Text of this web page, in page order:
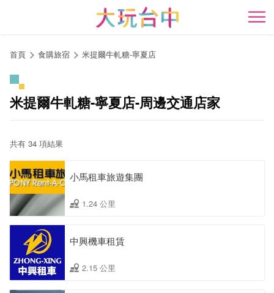
開
首頁 食購旅宿 米提爾牛軋糖-寧夏店
米提爾牛軋糖-寧夏店-周邊交通店家
共有 34 項結果
小馬租車旅遊集團
1.24 公里
中興機車租賃
2.15 公里